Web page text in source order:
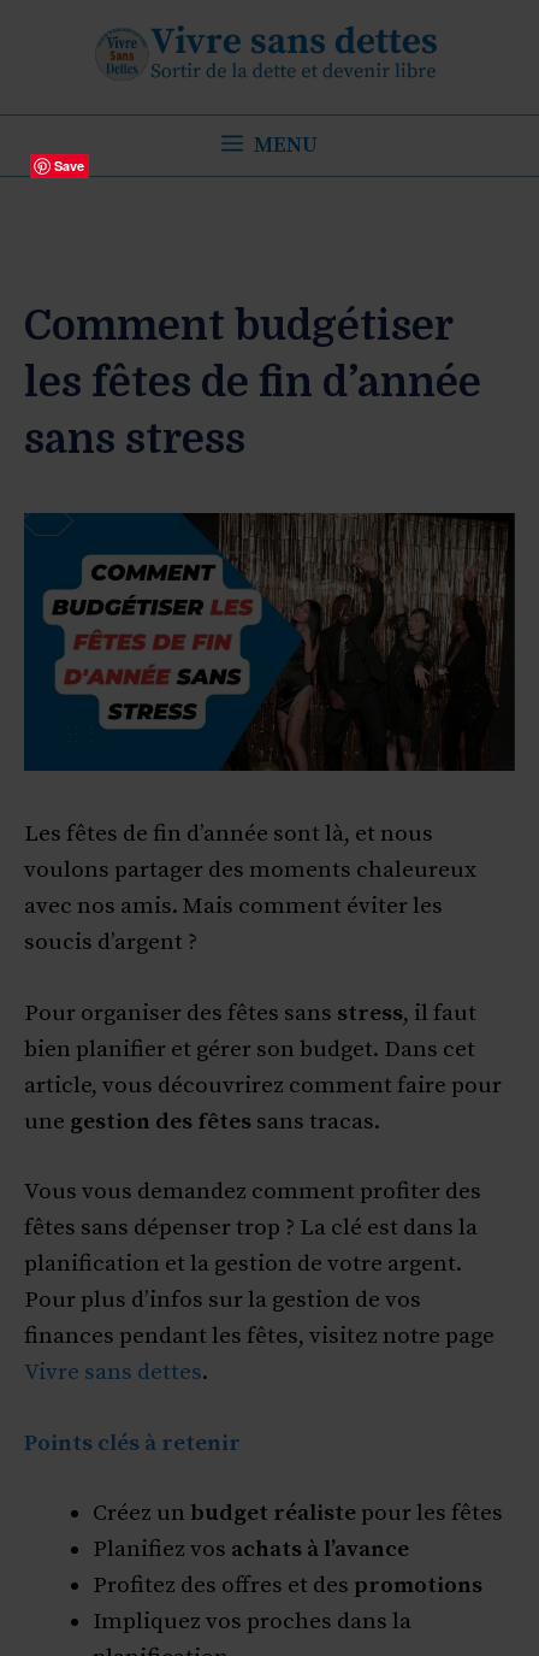
MENU
Comment budgétiser
les fêtes de fin d’année
sans stress
Les fêtes de fin d’année sont là, et nous
voulons partager des moments chaleureux
avec nos amis. Mais comment éviter les
soucis d’argent ?
Pour organiser des fêtes sans stress, il faut
bien planifier et gérer son budget. Dans cet
article, vous découvrirez comment faire pour
une gestion des fêtes sans tracas.
Vous vous demandez comment profiter des
fêtes sans dépenser trop ? La clé est dans la
planification et la gestion de votre argent.
Pour plus d’infos sur la gestion de vos
finances pendant les fêtes, visitez notre page
Vivre sans dettes.
Points clés à retenir
Créez un budget réaliste pour les fêtes
Planifiez vos achats à l’avance
Profitez des offres et des promotions
Impliquez vos proches dans la
Save